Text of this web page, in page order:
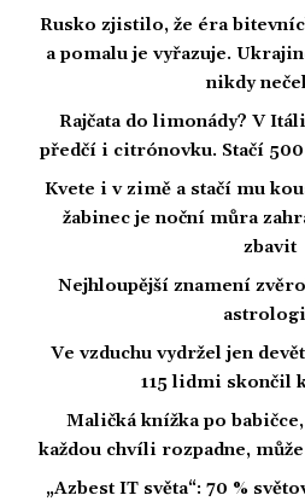
Rusko zjistilo, že éra
a pomalu je vyřazuje.
nikdy
Rajčata do limonády? V
předčí i citrónovku. Stačí
Kvete i v zimě a stačí mu
žabinec je noční můra
zbavit
Nejhloupější znamení
Ve vzduchu vydržel jen
115 lidmi skončil
Maličká knížka po
každou chvíli rozpadne,
„Azbest IT světa“: 70 %